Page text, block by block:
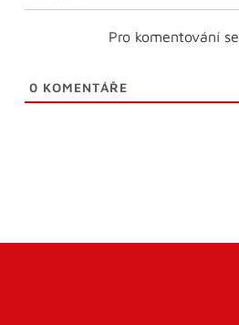
Pro komentování
0 KOMENTÁŘE